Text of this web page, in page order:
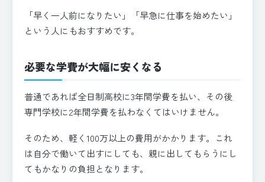
「早く一人前になりたい」「早急に仕事を始めたい」
という人にもおすすめです。
必要な学費が大幅に安くなる
普通であれば全日制高校に3年間学費を払い、その後
専門学校に2年間学費を払わなくてはいけません。
そのため、軽く100万以上の費用がかかります。これ
は自分で働いて出すにしても、親に出してもらうにし
てもかなりの負担となります。